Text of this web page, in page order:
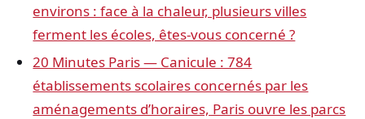
environs : face à la chaleur, plusieurs villes
ferment les écoles, êtes-vous concerné ?
20 Minutes Paris — Canicule : 784
établissements scolaires concernés par les
aménagements d’horaires, Paris ouvre les parcs